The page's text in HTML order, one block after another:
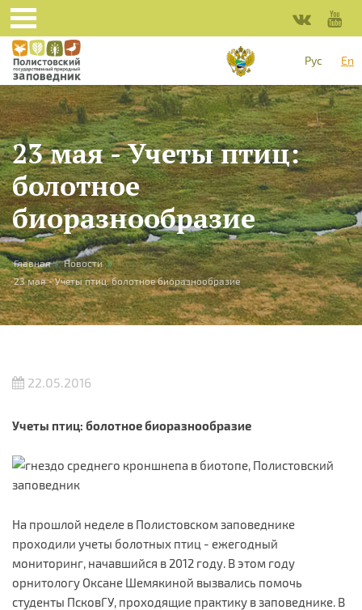
Skip to main content
Рус
En
23 мая - Учеты птиц:
болотное
биоразнообразие
You are here
Главная » Новости »
23 мая - Учеты птиц: болотное биоразнообразие
22.05.2016
Учеты птиц: болотное биоразнообразие
На прошлой неделе в Полистовском заповеднике
проходили учеты болотных птиц - ежегодный
мониторинг, начавшийся в 2012 году. В этом году
орнитологу Оксане Шемякиной вызвались помочь
студенты ПсковГУ, проходящие практику в заповеднике. В